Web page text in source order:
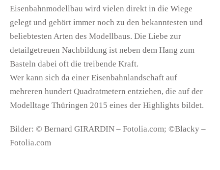
Eisenbahnmodellbau wird vielen direkt in die Wiege
gelegt und gehört immer noch zu den bekanntesten und
beliebtesten Arten des Modellbaus. Die Liebe zur
detailgetreuen Nachbildung ist neben dem Hang zum
Basteln dabei oft die treibende Kraft.
Wer kann sich da einer Eisenbahnlandschaft auf
mehreren hundert Quadratmetern entziehen, die auf der
Modelltage Thüringen 2015 eines der Highlights bildet.
Bilder: © Bernard GIRARDIN – Fotolia.com; ©Blacky –
Fotolia.com